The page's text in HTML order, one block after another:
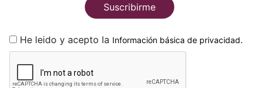
Suscribirme
He leido y acepto la Información básica de privacidad.